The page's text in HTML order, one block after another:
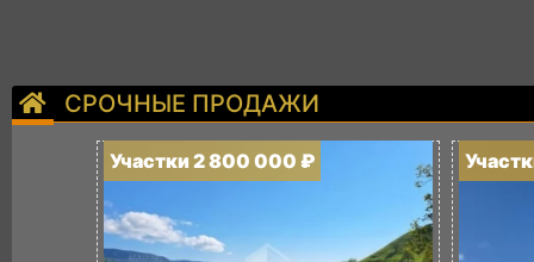
СРОЧНЫЕ ПРОДАЖИ
Участки 2 800 000 ₽